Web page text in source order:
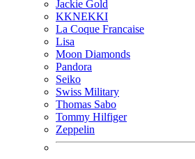
Jackie Gold
KKNEKKI
La Coque Francaise
Lisa
Moon Diamonds
Pandora
Seiko
Swiss Military
Thomas Sabo
Tommy Hilfiger
Zeppelin